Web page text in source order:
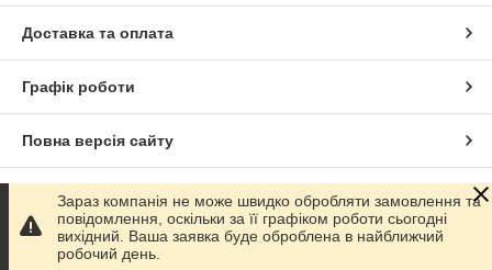
Доставка та оплата
Графік роботи
Повна версія сайту
Сайт створено на маркетплейсі Prom.ua
Політика конфіденційності
Зараз компанія не може швидко обробляти замовлення та
повідомлення, оскільки за її графіком роботи сьогодні
вихідний. Ваша заявка буде оброблена в найближчий
робочий день.